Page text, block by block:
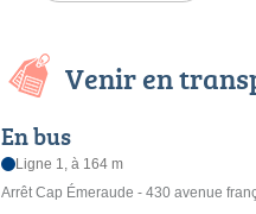
Venir en
En bus
Ligne 1, à 164 m
Arrêt Cap Émeraude - 430 avenue